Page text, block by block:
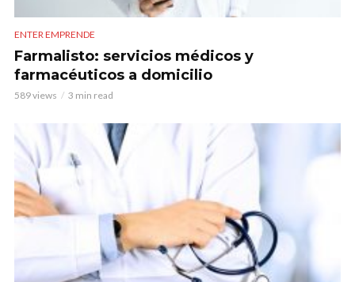
ENTER EMPRENDE
Farmalisto: servicios médicos y
farmacéuticos a domicilio
589 views 3 min read